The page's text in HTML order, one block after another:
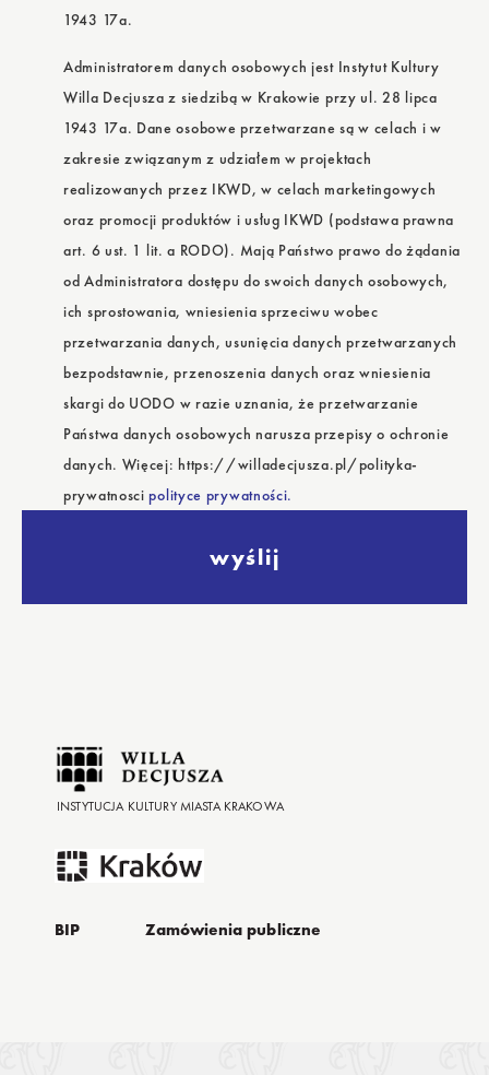
1943 17a.
Administratorem danych osobowych jest Instytut Kultury
Willa Decjusza z siedzibą w Krakowie przy ul. 28 lipca
1943 17a. Dane osobowe przetwarzane są w celach i w
zakresie związanym z udziałem w projektach
realizowanych przez IKWD, w celach marketingowych
oraz promocji produktów i usług IKWD (podstawa prawna
art. 6 ust. 1 lit. a RODO). Mają Państwo prawo do żądania
od Administratora dostępu do swoich danych osobowych,
ich sprostowania, wniesienia sprzeciwu wobec
przetwarzania danych, usunięcia danych przetwarzanych
bezpodstawnie, przenoszenia danych oraz wniesienia
skargi do UODO w razie uznania, że przetwarzanie
Państwa danych osobowych narusza przepisy o ochronie
danych. Więcej: https://willadecjusza.pl/polityka-
prywatnoscipolityce prywatności.
wyślij
INSTYTUCJA KULTURY MIASTA KRAKOWA
BIP Zamówienia publiczne